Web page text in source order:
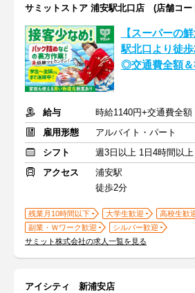
サミットストア 浦安駅北口店 (店舗コー
【スーパーの
駅北口より徒
◎交通費全額＆
給与
時給1140円+交通費全額
雇用形態
アルバイト・パート
シフト
週3日以上 1日4時間以上
アクセス
浦安駅
徒歩2分
残業月10時間以下 大学生歓迎
高校生歓
副業・Ｗワーク歓迎
シルバー歓迎
サミット株式会社の求人一覧を見る
アイシティ 新浦安店